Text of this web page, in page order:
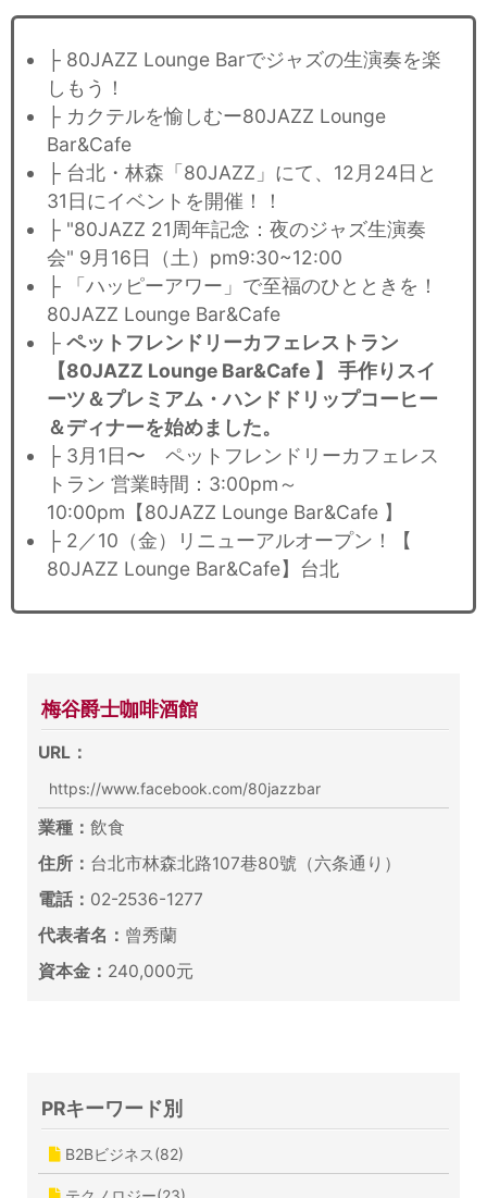
├ 80JAZZ Lounge Barでジャズの生演奏を楽
しもう！
├ カクテルを愉しむー80JAZZ Lounge
Bar&Cafe
├ 台北・林森「80JAZZ」にて、12月24日と
31日にイベントを開催！！
├ "80JAZZ 21周年記念：夜のジャズ生演奏
会" 9月16日（土）pm9:30~12:00
├ 「ハッピーアワー」で至福のひとときを！
80JAZZ Lounge Bar&Cafe
├ ペットフレンドリーカフェレストラン
【80JAZZ Lounge Bar&Cafe 】 手作りスイ
ーツ＆プレミアム・ハンドドリップコーヒー
＆ディナーを始めました。
├ 3月1日〜 ペットフレンドリーカフェレス
トラン 営業時間：3:00pm～
10:00pm【80JAZZ Lounge Bar&Cafe 】
├ 2／10（金）リニューアルオープン！【
80JAZZ Lounge Bar&Cafe】台北
梅谷爵士咖啡酒館
URL：
https://www.facebook.com/80jazzbar
業種： 飲食
住所： 台北市林森北路107巷80號（六条通り）
電話： 02-2536-1277
代表者名： 曾秀蘭
資本金： 240,000元
PRキーワード別
B2Bビジネス(82)